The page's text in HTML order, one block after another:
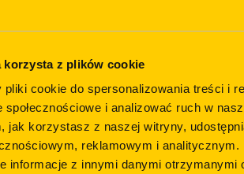
korzysta z plików cookie
cookie do spersonalizowania treści i
społecznościowe i analizować ruch w
jak korzystasz z naszej witryny,
reklamowym i analitycznym.
informacje z innymi danymi otrzymanymi